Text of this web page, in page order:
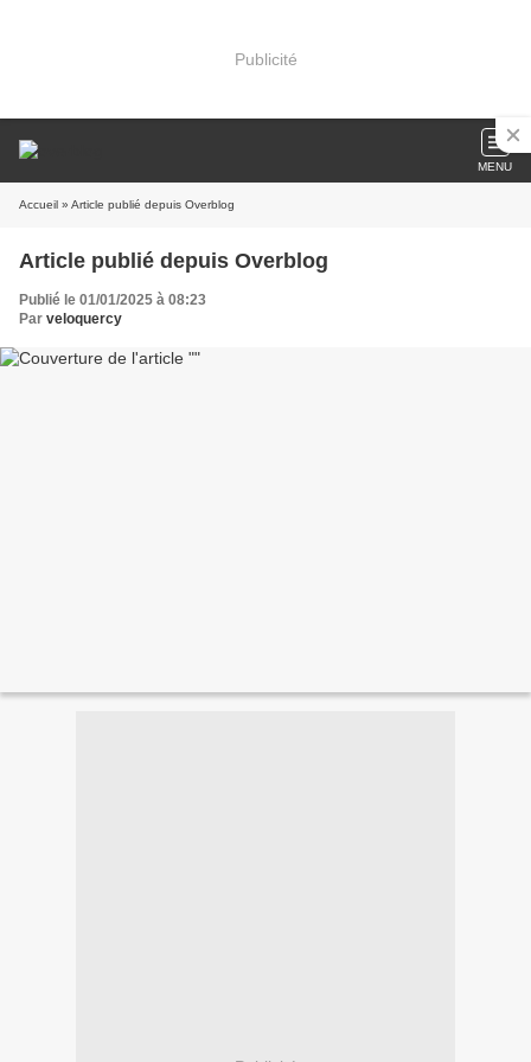
Publicité
MENU
Accueil » Article publié depuis Overblog
Article publié depuis Overblog
Publié le 01/01/2025 à 08:23
Par veloquercy